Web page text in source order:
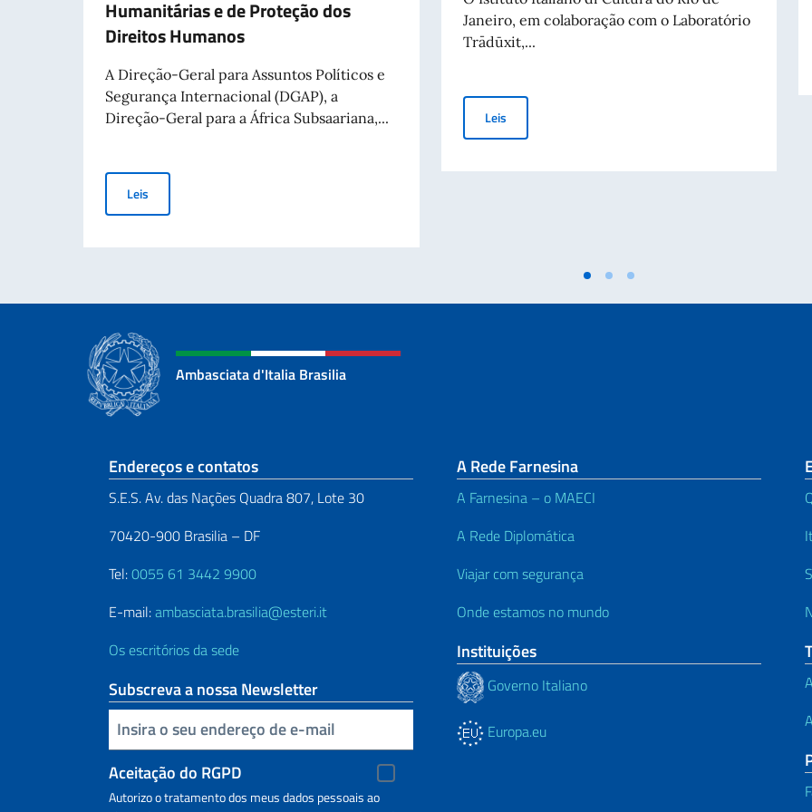
Humanitárias e de Proteção dos
Direitos Humanos
A Direção-Geral para Assuntos Políticos e
Segurança Internacional (DGAP), a
Direção-Geral para a África Subsaariana,...
Leis
Janeiro, em colaboração com o Laboratório
Trādūxit,...
LeisTerceira edição de ‘M’Illumino / D’Immenso’, Prêmio
Ambasciata d'Italia Brasilia
Seção de rodapé
Endereços e contatos
S.E.S. Av. das Nações Quadra 807, Lote 30
70420-900 Brasilia – DF
Tel:0055 61 3442 9900
E-mail:ambasciata.brasilia@esteri.it
Os escritórios da sede
Subscreva a nossa Newsletter
Inserisci la tua email
Aceitação do RGPD
Autorizo o tratamento dos meus dados pessoais ao
A Rede Farnesina
A Farnesina – o MAECI
A Rede Diplomática
Viajar com segurança
Onde estamos no mundo
Instituições
Governo Italiano
Europa.eu